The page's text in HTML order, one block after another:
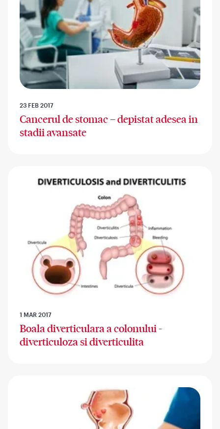
23 FEB 2017
Cancerul de stomac – depistat adesea in
stadii avansate
1 MAR 2017
Boala diverticulara a colonului -
diverticuloza si diverticulita